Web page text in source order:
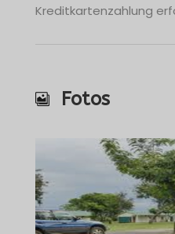
Kreditkartenzahlung
Fotos